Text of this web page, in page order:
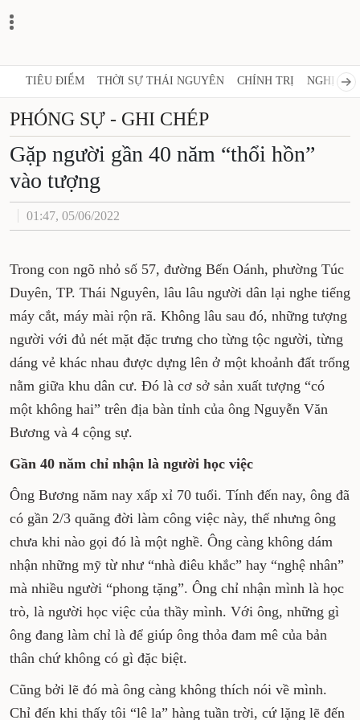
TIÊU ĐIỂM THỜI SỰ THÁI NGUYÊN CHÍNH TRỊ NGHỊ
PHÓNG SỰ - GHI CHÉP
Gặp người gần 40 năm “thổi hồn”
vào tượng
01:47, 05/06/2022
Trong con ngõ nhỏ số 57, đường Bến Oánh, phường Túc
Duyên, TP. Thái Nguyên, lâu lâu người dân lại nghe tiếng
máy cắt, máy mài rộn rã. Không lâu sau đó, những tượng
người với đủ nét mặt đặc trưng cho từng tộc người, từng
dáng vẻ khác nhau được dựng lên ở một khoảnh đất trống
nằm giữa khu dân cư. Đó là cơ sở sản xuất tượng “có
một không hai” trên địa bàn tỉnh của ông Nguyễn Văn
Bương và 4 cộng sự.
Gần 40 năm chỉ nhận là người học việc
Ông Bương năm nay xấp xỉ 70 tuổi. Tính đến nay, ông đã
có gần 2/3 quãng đời làm công việc này, thế nhưng ông
chưa khi nào gọi đó là một nghề. Ông càng không dám
nhận những mỹ từ như “nhà điêu khắc” hay “nghệ nhân”
mà nhiều người “phong tặng”. Ông chỉ nhận mình là học
trò, là người học việc của thầy mình. Với ông, những gì
ông đang làm chỉ là để giúp ông thỏa đam mê của bản
thân chứ không có gì đặc biệt.
Cũng bởi lẽ đó mà ông càng không thích nói về mình.
Chỉ đến khi thấy tôi “lê la” hàng tuần trời, cứ lặng lẽ đến